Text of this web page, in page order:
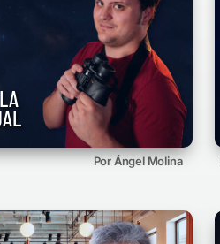
Por Ángel Molina